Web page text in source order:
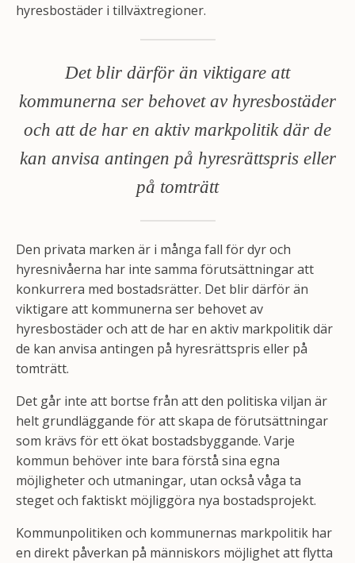
hyresbostäder i tillväxtregioner.
Det blir därför än viktigare att
kommunerna ser behovet av hyresbostäder
och att de har en aktiv markpolitik där de
kan anvisa antingen på hyresrättspris eller
på tomträtt
Den privata marken är i många fall för dyr och
hyresnivåerna har inte samma förutsättningar att
konkurrera med bostadsrätter. Det blir därför än
viktigare att kommunerna ser behovet av
hyresbostäder och att de har en aktiv markpolitik där
de kan anvisa antingen på hyresrättspris eller på
tomträtt.
Det går inte att bortse från att den politiska viljan är
helt grundläggande för att skapa de förutsättningar
som krävs för ett ökat bostadsbyggande. Varje
kommun behöver inte bara förstå sina egna
möjligheter och utmaningar, utan också våga ta
steget och faktiskt möjliggöra nya bostadsprojekt.
Kommunpolitiken och kommunernas markpolitik har
en direkt påverkan på människors möjlighet att flytta